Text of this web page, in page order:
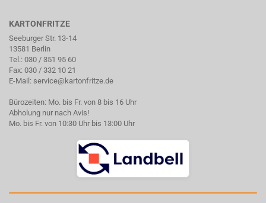
KARTONFRITZE
Seeburger Str. 13-14
13581 Berlin
Tel.: 030 / 351 95 60
Fax: 030 / 332 10 21
E-Mail: service@kartonfritze.de
Bürozeiten: Mo. bis Fr. von 8 bis 16 Uhr
Abholung nur nach Avis!
Mo. bis Fr. von 10:30 Uhr bis 13:00 Uhr